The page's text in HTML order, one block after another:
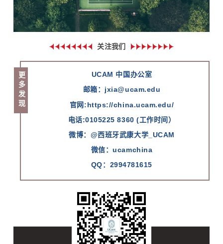
关注我们
更多发现
UCAM 中国办公室
邮箱：jxia@ucam.edu
官网:https://china.ucam.edu/
电话:0105225 8360 (工作时间）
微博：@西班牙武康大学_UCAM
微信：ucamchina
QQ：2994781615